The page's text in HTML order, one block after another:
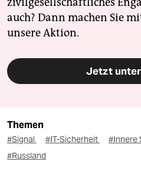
zivilgesellschaftliches
auch? Dann machen Sie
unsere Aktion.
Jetzt
Themen
#Signal #IT-Sicherheit #Innere
#Russland